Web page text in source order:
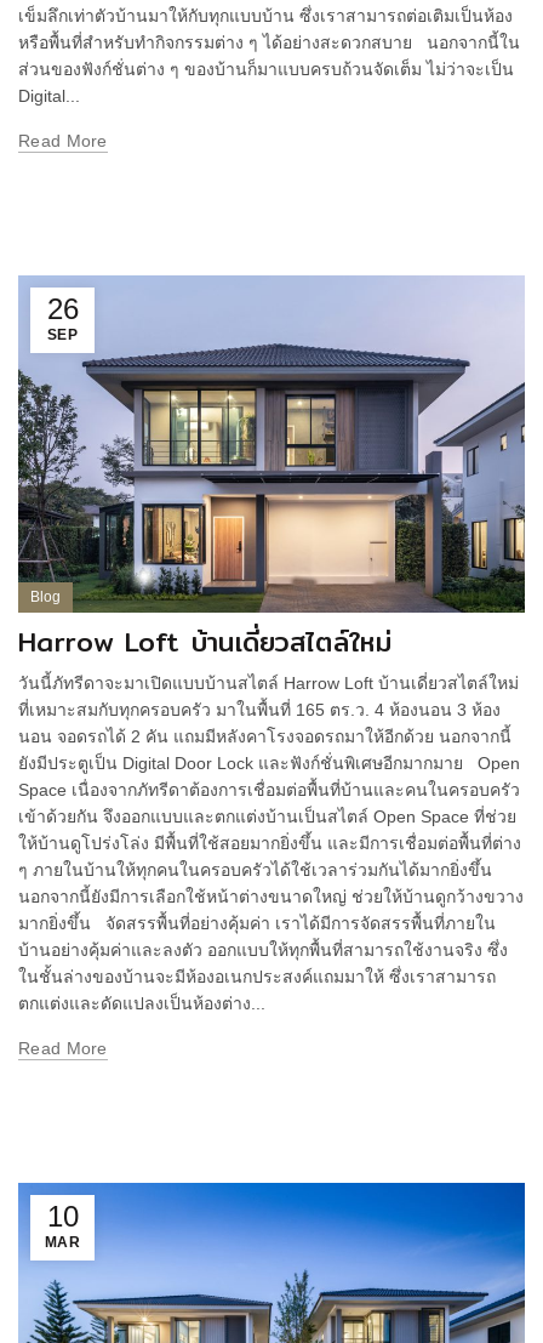
เข็มลึกเท่าตัวบ้านมาให้กับทุกแบบบ้าน ซึ่งเราสามารถต่อเติมเป็นห้อง
หรือพื้นที่สำหรับทำกิจกรรมต่าง ๆ ได้อย่างสะดวกสบาย นอกจากนี้ใน
ส่วนของฟังก์ชั่นต่าง ๆ ของบ้านก็มาแบบครบถ้วนจัดเต็ม ไม่ว่าจะเป็น
Digital...
Read More
26
SEP
Blog
Harrow Loft บ้านเดี่ยวสไตล์ใหม่
วันนี้ภัทรีดาจะมาเปิดแบบบ้านสไตล์ Harrow Loft บ้านเดี่ยวสไตล์ใหม่
ที่เหมาะสมกับทุกครอบครัว มาในพื้นที่ 165 ตร.ว. 4 ห้องนอน 3 ห้อง
นอน จอดรถได้ 2 คัน แถมมีหลังคาโรงจอดรถมาให้อีกด้วย นอกจากนี้
ยังมีประตูเป็น Digital Door Lock และฟังก์ชั่นพิเศษอีกมากมาย Open
Space เนื่องจากภัทรีดาต้องการเชื่อมต่อพื้นที่บ้านและคนในครอบครัว
เข้าด้วยกัน จึงออกแบบและตกแต่งบ้านเป็นสไตล์ Open Space ที่ช่วย
ให้บ้านดูโปร่งโล่ง มีพื้นที่ใช้สอยมากยิ่งขึ้น และมีการเชื่อมต่อพื้นที่ต่าง
ๆ ภายในบ้านให้ทุกคนในครอบครัวได้ใช้เวลาร่วมกันได้มากยิ่งขึ้น
นอกจากนี้ยังมีการเลือกใช้หน้าต่างขนาดใหญ่ ช่วยให้บ้านดูกว้างขวาง
มากยิ่งขึ้น จัดสรรพื้นที่อย่างคุ้มค่า เราได้มีการจัดสรรพื้นที่ภายใน
บ้านอย่างคุ้มค่าและลงตัว ออกแบบให้ทุกพื้นที่สามารถใช้งานจริง ซึ่ง
ในชั้นล่างของบ้านจะมีห้องอเนกประสงค์แถมมาให้ ซึ่งเราสามารถ
ตกแต่งและดัดแปลงเป็นห้องต่าง...
Read More
10
MAR